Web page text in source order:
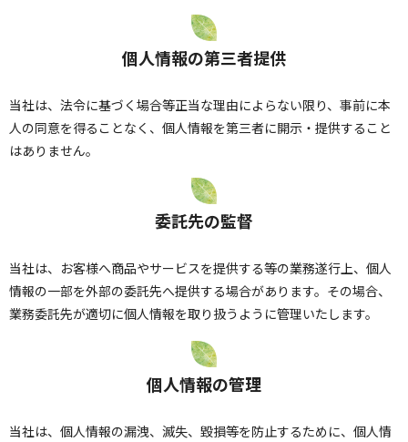
個人情報の第三者提供
当社は、法令に基づく場合等正当な理由によらない限り、事前に本
人の同意を得ることなく、個人情報を第三者に開示・提供すること
はありません。
委託先の監督
当社は、お客様へ商品やサービスを提供する等の業務遂行上、個人
情報の一部を外部の委託先へ提供する場合があります。その場合、
業務委託先が適切に個人情報を取り扱うように管理いたします。
個人情報の管理
当社は、個人情報の漏洩、滅失、毀損等を防止するために、個人情